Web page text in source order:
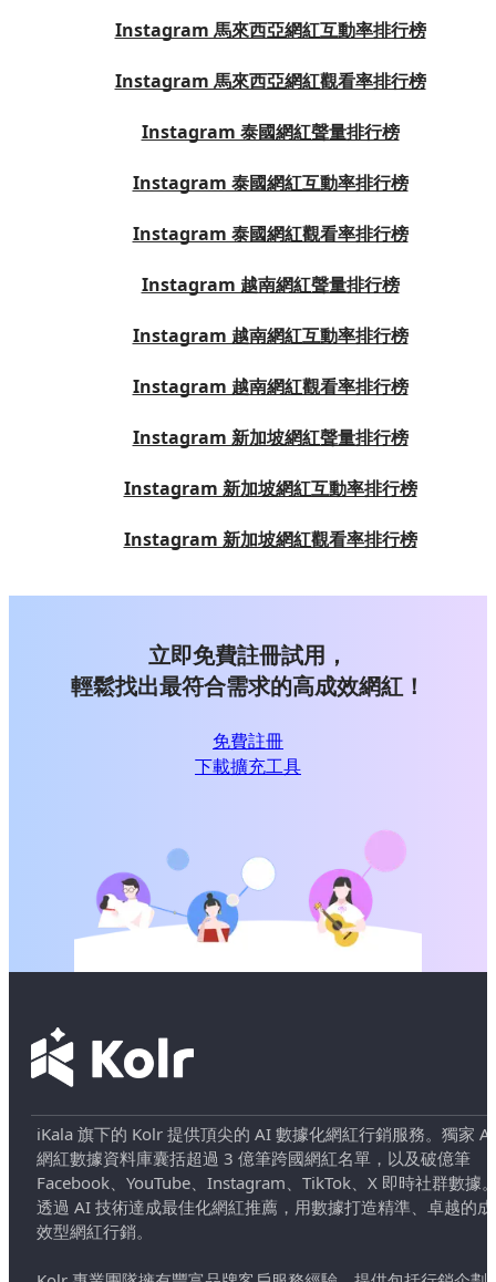
Instagram 馬來西亞網紅互動率排行榜
Instagram 馬來西亞網紅觀看率排行榜
Instagram 泰國網紅聲量排行榜
Instagram 泰國網紅互動率排行榜
Instagram 泰國網紅觀看率排行榜
Instagram 越南網紅聲量排行榜
Instagram 越南網紅互動率排行榜
Instagram 越南網紅觀看率排行榜
Instagram 新加坡網紅聲量排行榜
Instagram 新加坡網紅互動率排行榜
Instagram 新加坡網紅觀看率排行榜
立即免費註冊試用，
輕鬆找出最符合需求的高成效網紅！
免費註冊
下載擴充工具
iKala 旗下的 Kolr 提供頂尖的 AI 數據化網紅行銷服務。獨家 AI
網紅數據資料庫囊括超過 3 億筆跨國網紅名單，以及破億筆
Facebook、YouTube、Instagram、TikTok、X 即時社群數據
透過 AI 技術達成最佳化網紅推薦，用數據打造精準、卓越的成
效型網紅行銷。